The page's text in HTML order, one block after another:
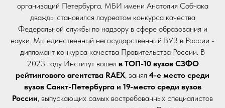
организаций Петербурга. МБИ имени Анатолия Собчака
дважды становился лауреатом конкурса качества
Федеральной службы по надзору в сфере образования и
науки. Мы единственный негосударственный ВУЗ в России -
дипломант конкурса качества Правительства России. В
2023 году Институт вошел в ТОП-10 вузов СЗФО
рейтингового агентства RAEX, занял 4-е место среди
вузов Санкт-Петербурга и 19-место среди вузов
России, выпускающих самых востребованных специалистов